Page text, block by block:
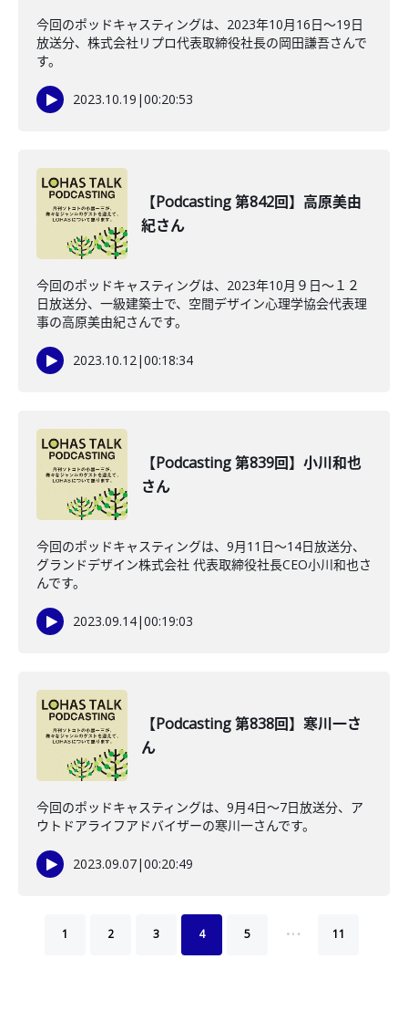
今回のポッドキャスティングは、2023年10月16日〜19日
放送分、株式会社リプロ代表取締役社長の岡田謙吾さんで
す。
2023.10.19 |00:20:53
【Podcasting 第842回】高原美由
紀さん
今回のポッドキャスティングは、2023年10月９日〜１２
日放送分、一級建築士で、空間デザイン心理学協会代表理
事の高原美由紀さんです。
2023.10.12|00:18:34
【Podcasting 第839回】小川和也
さん
今回のポッドキャスティングは、9月11日〜14日放送分、
グランドデザイン株式会社 代表取締役社長CEO小川和也さ
んです。
2023.09.14|00:19:03
【Podcasting 第838回】寒川一さ
ん
今回のポッドキャスティングは、9月4日〜7日放送分、ア
ウトドアライフアドバイザーの寒川一さんです。
2023.09.07|00:20:49
1 2 3 4 5 … 11